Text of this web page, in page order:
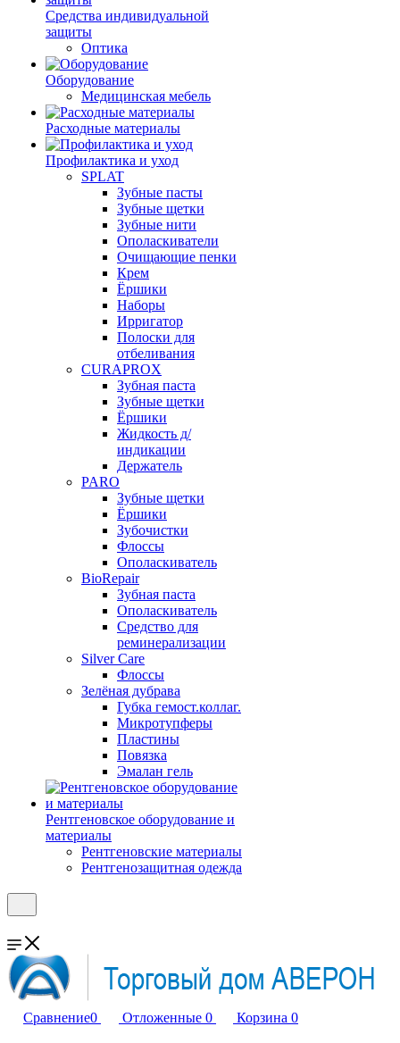
Средства индивидуальной
защиты
Оптика
Оборудование
Медицинская мебель
Расходные материалы
Профилактика и уход
SPLAT
Зубные пасты
Зубные щетки
Зубные нити
Ополаскиватели
Очищающие пенки
Крем
Ёршики
Наборы
Ирригатор
Полоски для
отбеливания
CURAPROX
Зубная паста
Зубные щетки
Ёршики
Жидкость д/
индикации
Держатель
PARO
Зубные щетки
Ёршики
Зубочистки
Флоссы
Ополаскиватель
BioRepair
Зубная паста
Ополаскиватель
Средство для
реминерализации
Silver Care
Флоссы
Зелёная дубрава
Губка гемост.коллаг.
Микротупферы
Пластины
Повязка
Эмалан гель
Рентгеновское оборудование и
материалы
Рентгеновские материалы
Рентгенозащитная одежда
Сравнение0 Отложенные 0 Корзина 0